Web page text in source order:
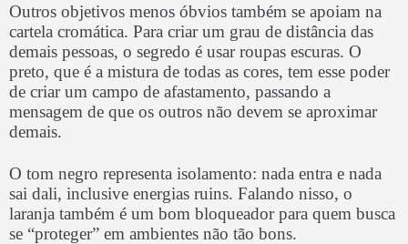
Outros objetivos menos óbvios também se apoiam na
cartela cromática. Para criar um grau de distância das
demais pessoas, o segredo é usar roupas escuras. O
preto, que é a mistura de todas as cores, tem esse poder
de criar um campo de afastamento, passando a
mensagem de que os outros não devem se aproximar
demais.
O tom negro representa isolamento: nada entra e nada
sai dali, inclusive energias ruins. Falando nisso, o
laranja também é um bom bloqueador para quem busca
se “proteger” em ambientes não tão bons.